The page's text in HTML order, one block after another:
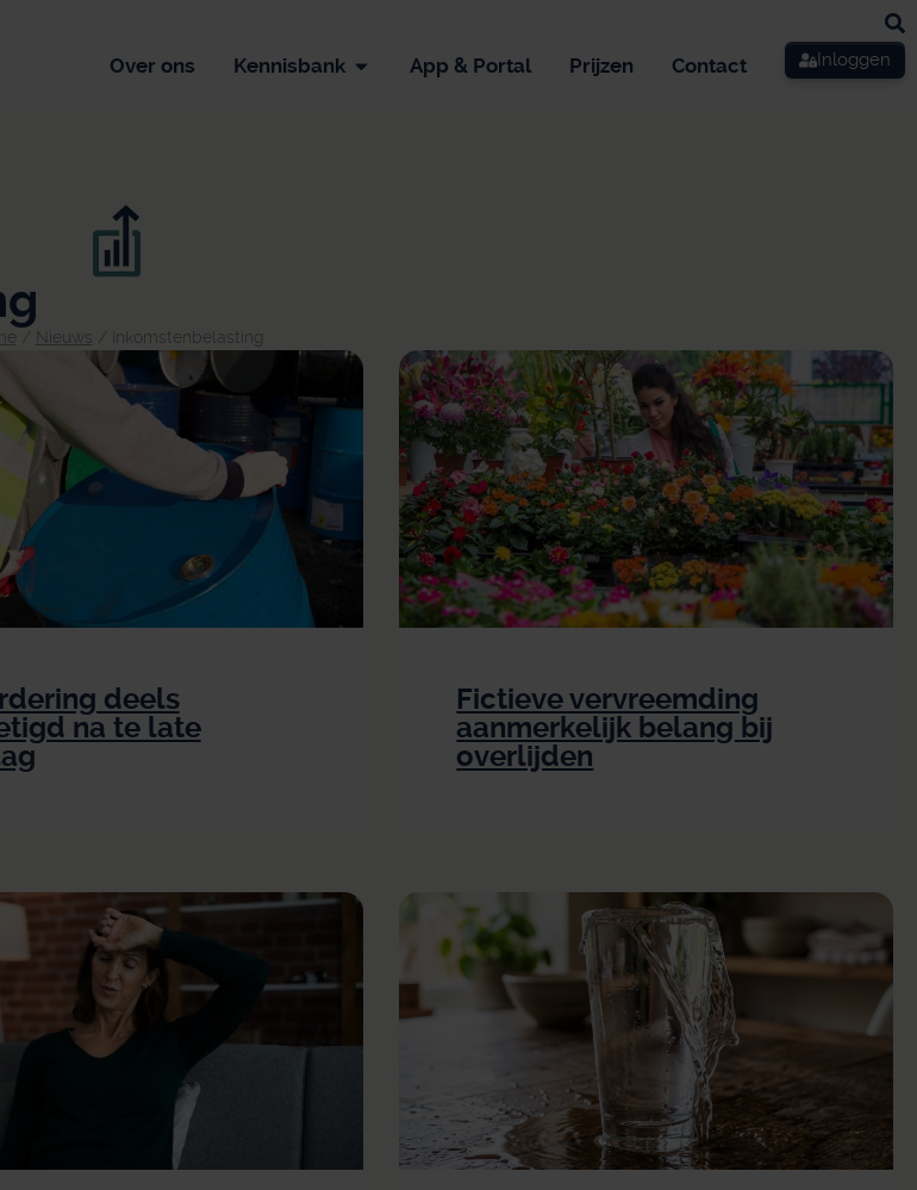
Over ons Kennisbank App & Portal Prijzen Contact Inloggen
Nieuws Inkomstenbelasting
deels
na te late
Fictieve vervreemding
aanmerkelijk belang bij
overlijden